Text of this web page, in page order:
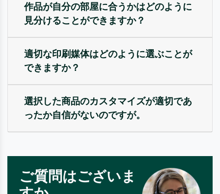
作品が自分の部屋に合うかはどのように
見分けることができますか？
適切な印刷媒体はどのように選ぶことが
できますか？
選択した商品のカスタマイズが適切であ
ったか自信がないのですが。
ご質問はございま